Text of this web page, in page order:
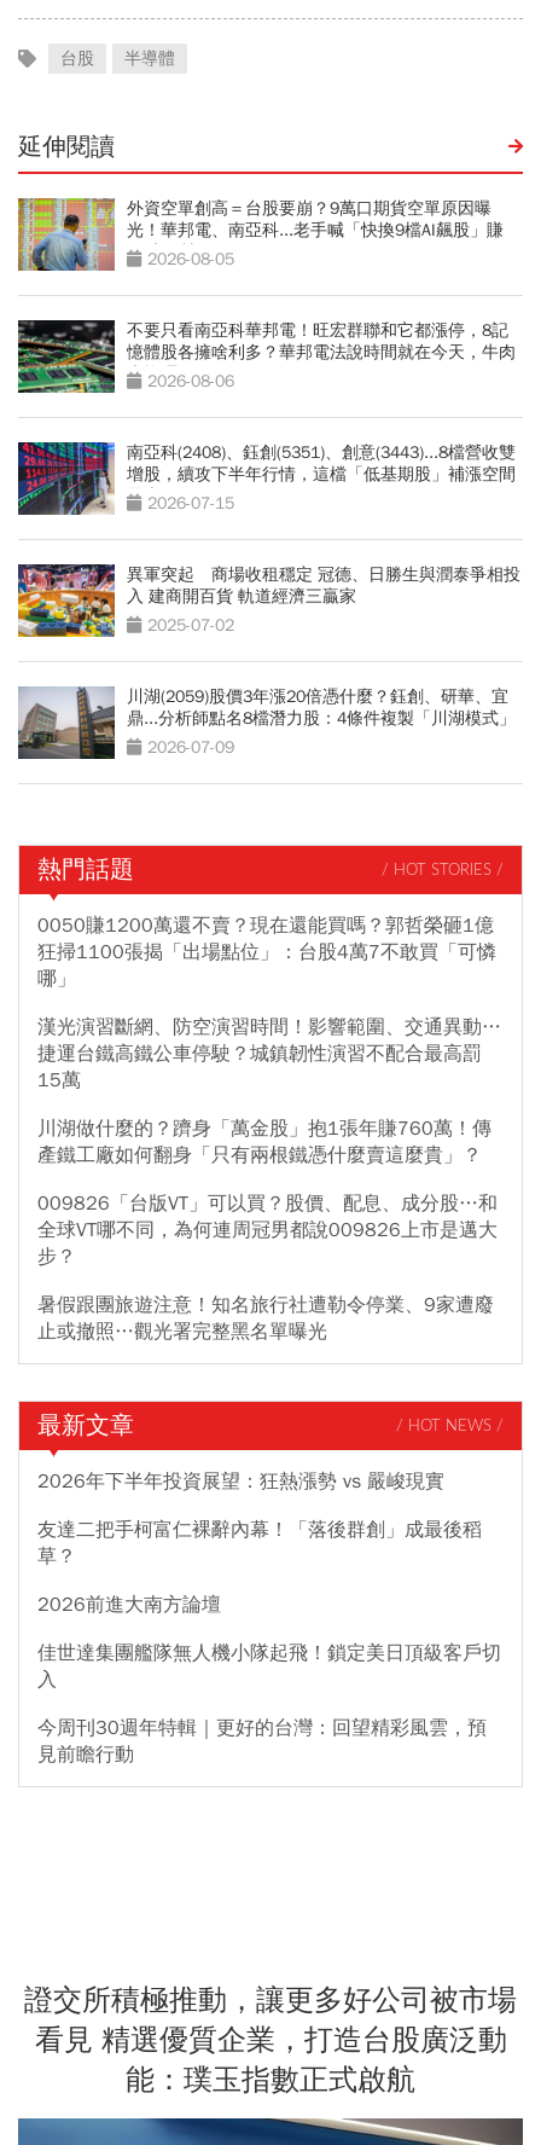
台股 半導體
延伸閱讀
外資空單創高＝台股要崩？9萬口期貨空單原因曝
光！華邦電、南亞科...老手喊「快換9檔AI飆股」賺
Q3大行情
2026-08-05
不要只看南亞科華邦電！旺宏群聯和它都漲停，8記
憶體股各擁啥利多？華邦電法說時間就在今天，牛肉
大塊嗎
2026-08-06
南亞科(2408)、鈺創(5351)、創意(3443)...8檔營收雙
增股，續攻下半年行情，這檔「低基期股」補漲空間
最大2026-07-15
異軍突起 商場收租穩定 冠德、日勝生與潤泰爭相投
入 建商開百貨 軌道經濟三贏家
2025-07-02
川湖(2059)股價3年漲20倍憑什麼？鈺創、研華、宜
鼎...分析師點名8檔潛力股：4條件複製「川湖模式」
2026-07-09
熱門話題 / HOT STORIES /
0050賺1200萬還不賣？現在還能買嗎？郭哲榮砸1億
狂掃1100張揭「出場點位」：台股4萬7不敢買「可憐
哪」
漢光演習斷網、防空演習時間！影響範圍、交通異動…
捷運台鐵高鐵公車停駛？城鎮韌性演習不配合最高罰
15萬
川湖做什麼的？躋身「萬金股」抱1張年賺760萬！傳
產鐵工廠如何翻身「只有兩根鐵憑什麼賣這麼貴」？
009826「台版VT」可以買？股價、配息、成分股…和
全球VT哪不同，為何連周冠男都說009826上市是邁大
步？
暑假跟團旅遊注意！知名旅行社遭勒令停業、9家遭廢
止或撤照…觀光署完整黑名單曝光
最新文章 / HOT NEWS /
2026年下半年投資展望：狂熱漲勢 vs 嚴峻現實
友達二把手柯富仁裸辭內幕！「落後群創」成最後稻
草？
2026前進大南方論壇
佳世達集團艦隊無人機小隊起飛！鎖定美日頂級客戶切
入
今周刊30週年特輯｜更好的台灣：回望精彩風雲，預
見前瞻行動
證交所積極推動，讓更多好公司被市場
看見 精選優質企業，打造台股廣泛動
能：璞玉指數正式啟航